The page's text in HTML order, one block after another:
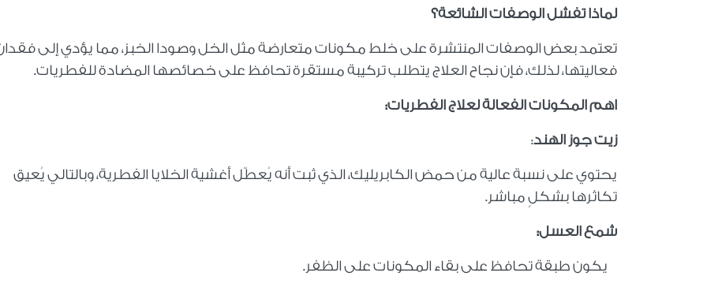
لماذا تفشل الوصفات الشائعة؟
تعتمد بعض الوصفات المنتشرة على خلط مكونات متعارضة مثل الخل وصودا الخبز، مما يؤدي إلى
فعاليتها، لذلك، فإن نجاح العلاج يتطلب تركيبة مستقرة تحافظ على خصائصها المضادة للفطريات.
اهم المكونات الفعالة لعلاج الفطريات:
زيت جوز الهند:
يحتوي على نسبة عالية من حمض الكابريليك، الذي ثبت أنه يُعطّل أغشية الخلايا الفطرية، وبالتالي يُعيق
تكاثرها بشكلٍ مباشر.
شمع العسل:
يكون طبقة تحافظ على بقاء المكونات على الظفر.